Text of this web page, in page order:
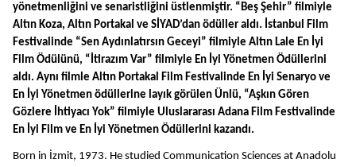
yönetmenliğini ve senaristliğini üstlenmiştir. “Beş Şehir” filmiyle
Altın Koza, Altın Portakal ve SİYAD’dan ödüller aldı. İstanbul Film
Festivalinde “Sen Aydınlatırsın Geceyi” filmiyle Altın Lale En İyi
Film Ödülünü, “İtirazım Var” filmiyle En İyi Yönetmen Ödüllerini
aldı. Aynı filmle Altın Portakal Film Festivalinde En İyi Senaryo ve
En İyi Yönetmen ödüllerine layık görülen Ünlü, “Aşkın Gören
Gözlere İhtiyacı Yok” filmiyle Uluslararası Adana Film Festivalinde
En İyi Film ve En İyi Yönetmen Ödüllerini kazandı.
Born in İzmit, 1973. He studied Communication Sciences at Anadolu